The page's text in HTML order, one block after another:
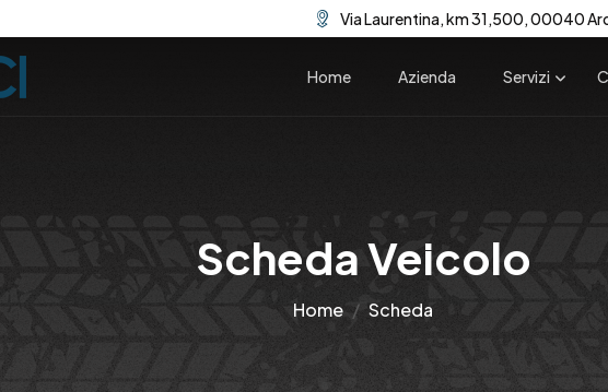
Via Laurentina, km 31,500, 00040
Home Azienda Servizi
Scheda Veicolo
Home Scheda